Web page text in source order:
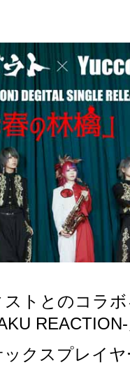
トとのコラ
REACTION-
クスプレイヤ